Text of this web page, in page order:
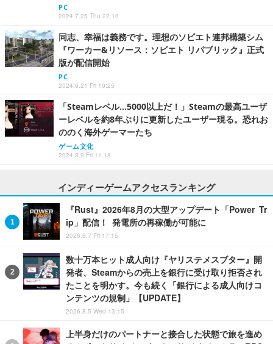
PC
2024.7.25 Thu 22:10
同志、幸福は義務です。理想のソビエト連邦構築シム
『ワーカー&リソース：ソビエト リパブリック』正式
版が配信開始
PC
2024.6.21 Fri 10:25
「Steamレベル…5000以上だ！」Steamの最高ユーザ
ーレベルを約8年ぶりに更新したユーザー現る。恐れお
ののく海外ゲーマーたち
ゲーム文化
2024.8.9 Fri 11:18
インディーゲームアクセスランキング
『Rust』2026年8月の大型アップデート「Power Tr
ip」配信！ 発電所の再稼働が可能に
2026.8.7 Fri 17:15
数十万本ヒット成人向け『ヤリステメスブター』開
発者、Steamからの売上を銀行に受け取り拒否され
たことを明かす。今も続く「銀行による成人向けコ
ンテンツの規制」【UPDATE】
2026.8.5 Wed 13:15
上半身だけのパートナーと接合した状態で旅を進め